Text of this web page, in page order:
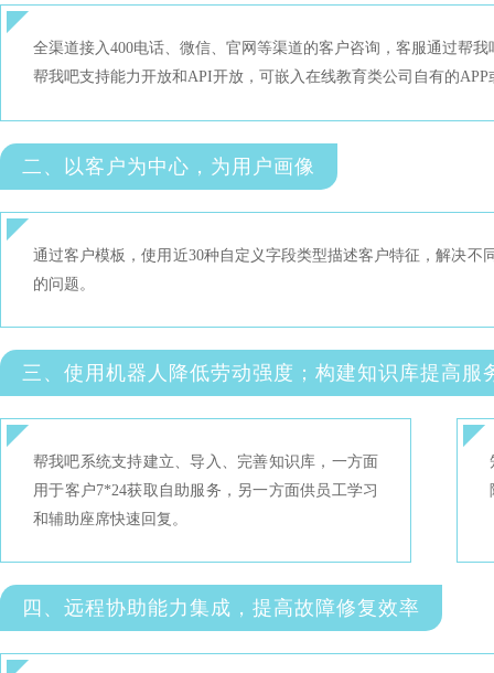
全渠道接入400电话、微信、官网等渠道的客户咨询，客服通过帮
帮我吧支持能力开放和API开放，可嵌入在线教育类公司自有的
二、以客户为中心，为用户画像
通过客户模板，使用近30种自定义字段类型描述客户特征，解决不
的问题。
三、使用机器人降低劳动强度；构建知识库提高服
帮我吧系统支持建立、导入、完善知识库，一方面
用于客户7*24获取自助服务，另一方面供员工学习
和辅助座席快速回复。
四、远程协助能力集成，提高故障修复效率